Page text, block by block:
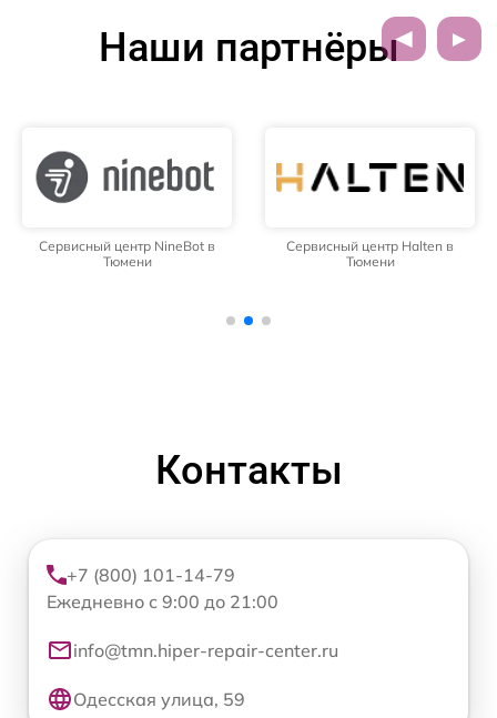
Наши партнёры
Сервисный центр NineBot в
Тюмени
Сервисный центр Halten в
Тюмени
Контакты
+7 (800) 101-14-79
Ежедневно с 9:00 до 21:00
info@tmn.hiper-repair-center.ru
Одесская улица, 59